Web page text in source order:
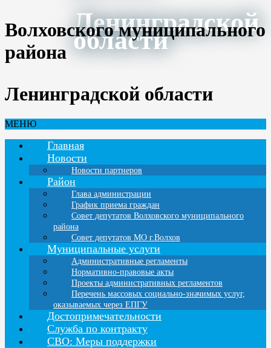
Ленинградской
области
Волховского муниципального
района
Ленинградской области
МЕНЮ
Главная
Новости
Новости партнеров
Район
Глава администрации
График приема граждан
Совет депутатов Волховского муниципального
района
Совет депутатов МО г.Волхов
Муниципальные услуги
Административные регламенты
Нормативно-правовые акты
Проекты административных регламентов
Перечень массовых социально-значимых услуг,
оказываемых через ЕПГУ
Достопримечательности
Служба по контракту
СВО: Меры поддержки